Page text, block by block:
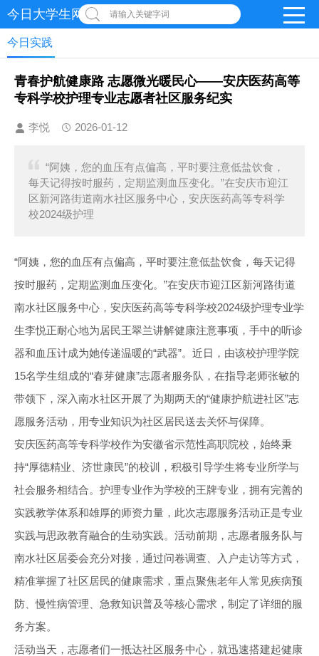
今日大学生网-【官网】请输入关键字词
今日实践
青春护航健康路 志愿微光暖民心——安庆医药高等
专科学校护理专业志愿者社区服务纪实
李悦 2026-01-12
“阿姨，您的血压有点偏高，平时要注意低盐饮食，
每天记得按时服药，定期监测血压变化。”在安庆市迎江
区新河路街道南水社区服务中心，安庆医药高等专科学
校2024级护理
“阿姨，您的血压有点偏高，平时要注意低盐饮食，每天记得
按时服药，定期监测血压变化。”在安庆市迎江区新河路街道
南水社区服务中心，安庆医药高等专科学校2024级护理专业学
生李悦正耐心地为居民王翠兰讲解健康注意事项，手中的听诊
器和血压计成为她传递温暖的“武器”。近日，由该校护理学院
15名学生组成的“春芽健康”志愿者服务队，在指导老师张敏的
带领下，深入南水社区开展了为期两天的“健康护航进社区”志
愿服务活动，用专业知识为社区居民送去关怀与保障。
安庆医药高等专科学校作为安徽省示范性高职院校，始终秉
持“厚德精业、济世康民”的校训，积极引导学生将专业所学与
社会服务相结合。护理专业作为学校的王牌专业，拥有完善的
实践教学体系和雄厚的师资力量，此次志愿服务活动正是专业
实践与思政教育融合的生动实践。活动前期，志愿者服务队与
南水社区居委会充分对接，通过问卷调查、入户走访等方式，
精准掌握了社区居民的健康需求，重点聚焦老年人常见疾病预
防、慢性病管理、急救知识普及等核心需求，制定了详细的服
务方案。
活动当天，志愿者们一抵达社区服务中心，就迅速搭建起健康